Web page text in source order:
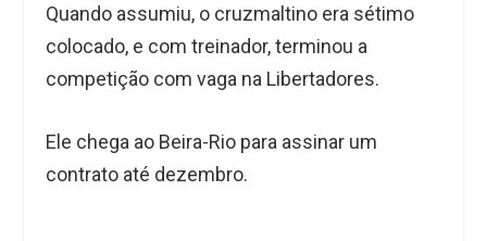
Quando assumiu, o cruzmaltino era sétimo
colocado, e com treinador, terminou a
competição com vaga na Libertadores.
Ele chega ao Beira-Rio para assinar um
contrato até dezembro.